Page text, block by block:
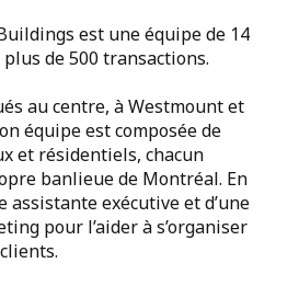
est une équipe de 14
de 500 transactions.
au centre, à Westmount et
équipe est composée de
et résidentiels, chacun
banlieue de Montréal. En
assistante exécutive et d’une
pour l’aider à s’organiser